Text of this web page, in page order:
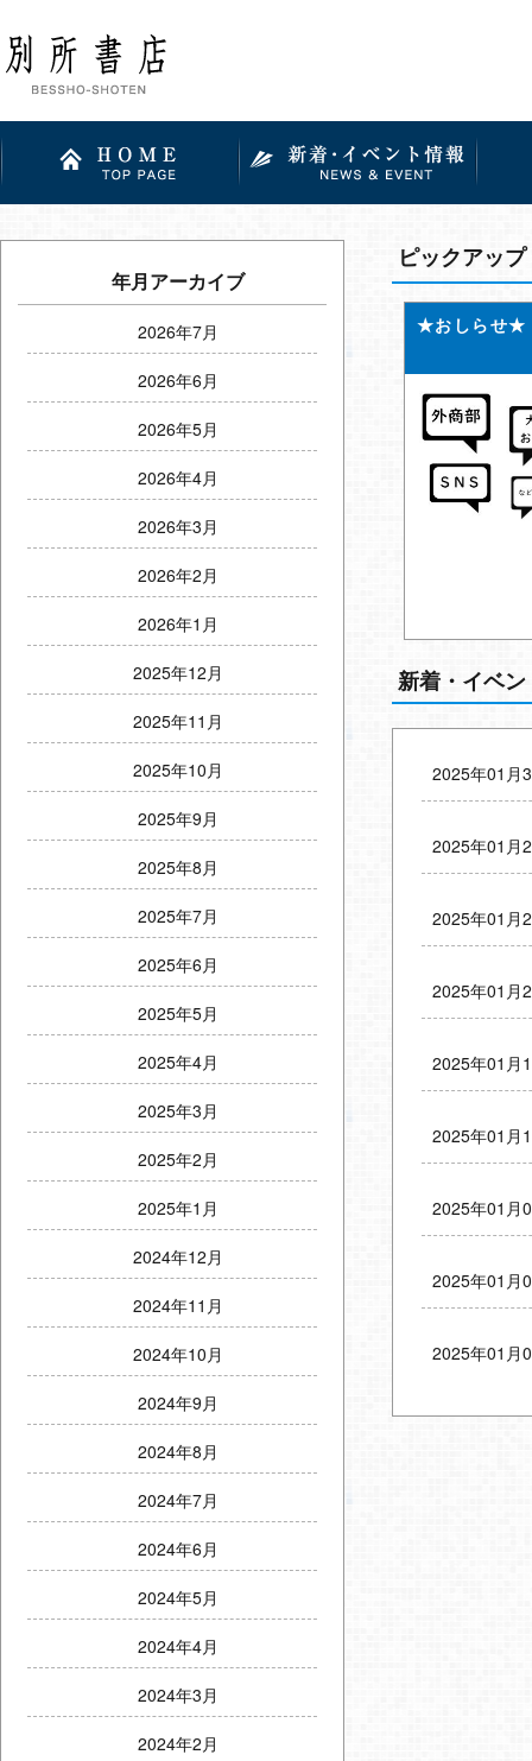
年月アーカイブ
2026年7月
2026年6月
2026年5月
2026年4月
2026年3月
2026年2月
2026年1月
2025年12月
2025年11月
2025年10月
2025年9月
2025年8月
2025年7月
2025年6月
2025年5月
2025年4月
2025年3月
2025年2月
2025年1月
2024年12月
2024年11月
2024年10月
2024年9月
2024年8月
2024年7月
2024年6月
2024年5月
2024年4月
2024年3月
2024年2月
ピックアップ
★おしらせ★
新着・イベ
2025年01月
2025年01月
2025年01月
2025年01月
2025年01月
2025年01月
2025年01月
2025年01月
2025年01月